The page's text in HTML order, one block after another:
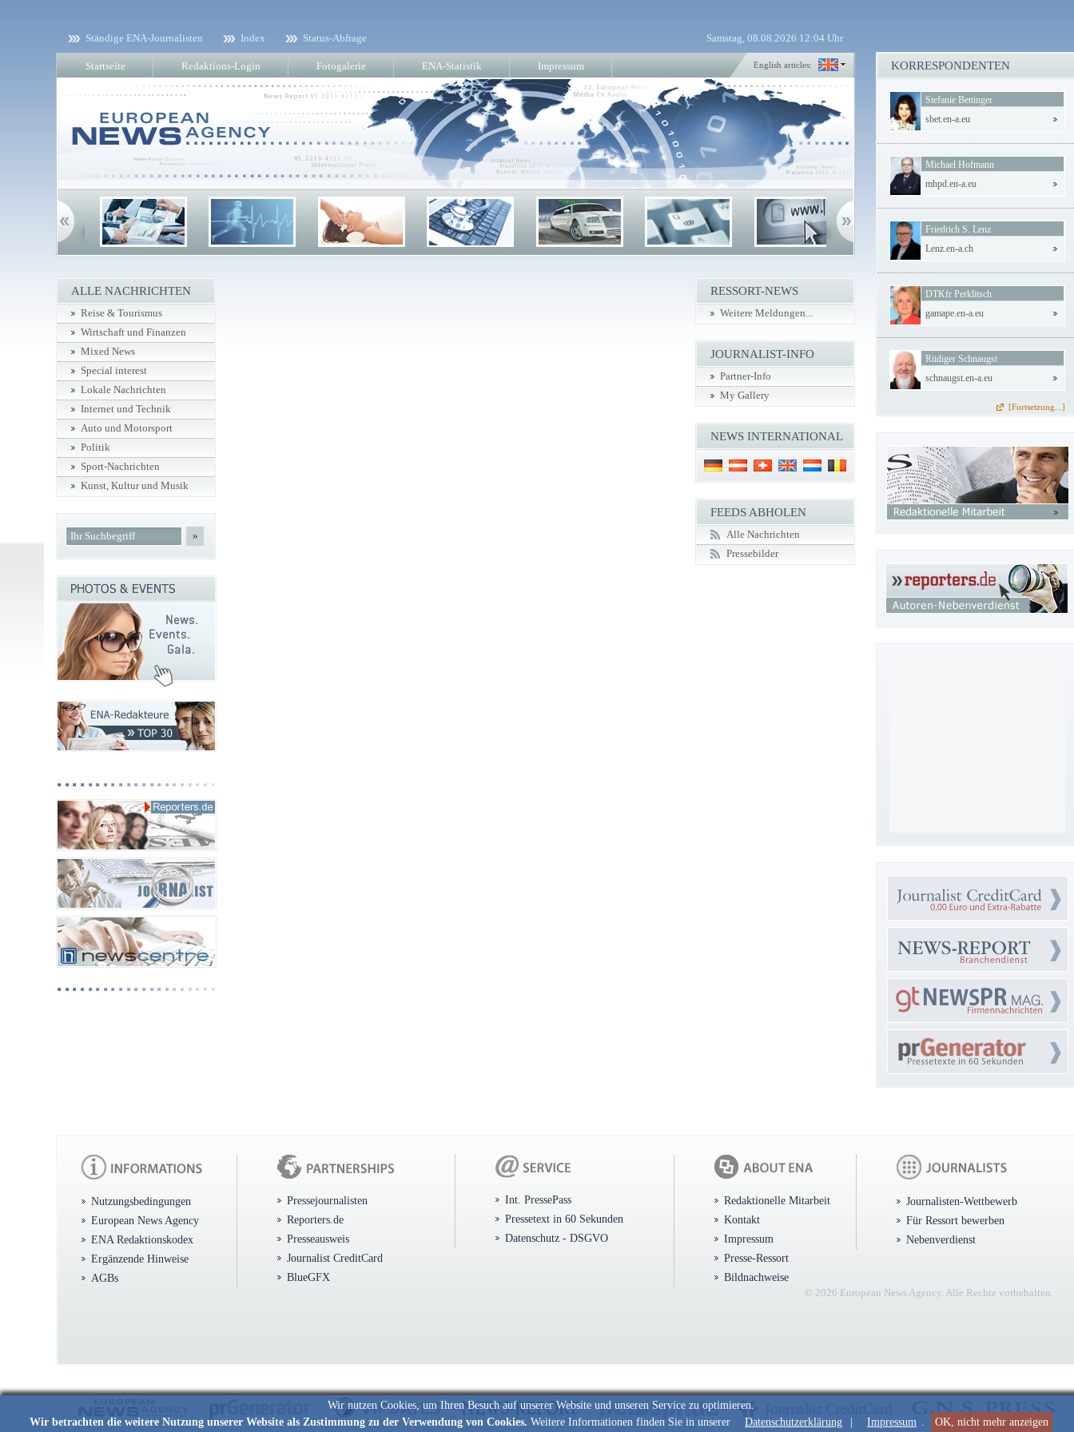
Wir nutzen Cookies, um Ihren Besuch auf unserer Website und unseren Service zu optimieren.
Wir betrachten die weitere Nutzung unserer Website als Zustimmung zu der Verwendung von Cookies. Weitere Informationen finden Sie in unserer Datenschutzerklärung Impressum . OK, nicht mehr anzeigen
Ständige ENA-Journalisten Index Status-Abfrage Samstag, 08.08.2026 12:04 Uhr
Startseite Redaktions-Login Fotogalerie ENA-Statistik Impressum English articles:
ALLE NACHRICHTEN
Reise & Tourismus
Wirtschaft und Finanzen
Mixed News
Special interest
Lokale Nachrichten
Internet und Technik
Auto und Motorsport
Politik
Sport-Nachrichten
Kunst, Kultur und Musik
»
RESSORT-NEWS
Weitere Meldungen...
JOURNALIST-INFO
Partner-Info
My Gallery
NEWS INTERNATIONAL
FEEDS ABHOLEN
Alle Nachrichten
Pressebilder
KORRESPONDENTEN
Stefanie Bettinger
sbet.en-a.eu
Michael Hofmann
mhpd.en-a.eu
Friedrich S. Lenz
Lenz.en-a.ch
DTKfr Perklitsch
gamape.en-a.eu
Rüdiger Schnaugst
schnaugst.en-a.eu
[Fortsetzung...]
Nutzungsbedingungen
European News Agency
ENA Redaktionskodex
Ergänzende Hinweise
AGBs
Pressejournalisten
Reporters.de
Presseausweis
Journalist CreditCard
BlueGFX
Int. PressePass
Pressetext in 60 Sekunden
Datenschutz - DSGVO
Redaktionelle Mitarbeit
Kontakt
Impressum
Presse-Ressort
Bildnachweise
Journalisten-Wettbewerb
Für Ressort bewerben
Nebenverdienst
© 2026 European News Agency. Alle Rechte vorbehalten.